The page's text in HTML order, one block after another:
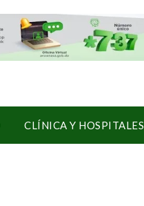
CLÍNICA Y HOSPITALES